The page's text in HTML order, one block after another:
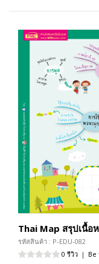
Thai Map สรุปเนื้อ
รหัสสินค้า : P-EDU-082
0 รีวิว |